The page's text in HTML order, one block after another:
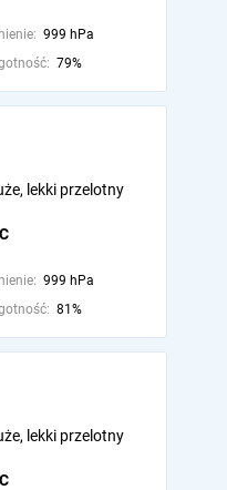
999 hPa
79%
lekki przelotny
999 hPa
81%
lekki przelotny